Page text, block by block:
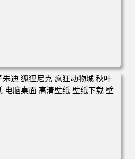
玉洁《凡人修仙传》4k壁纸 3840x2
壁纸下载 壁纸大全